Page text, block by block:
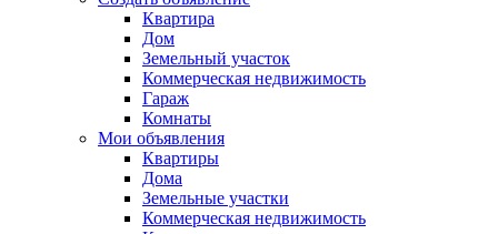
Квартира
Дом
Земельный участок
Коммерческая недвижимость
Гараж
Комнаты
Мои объявления
Квартиры
Дома
Земельные участки
Коммерческая недвижимость